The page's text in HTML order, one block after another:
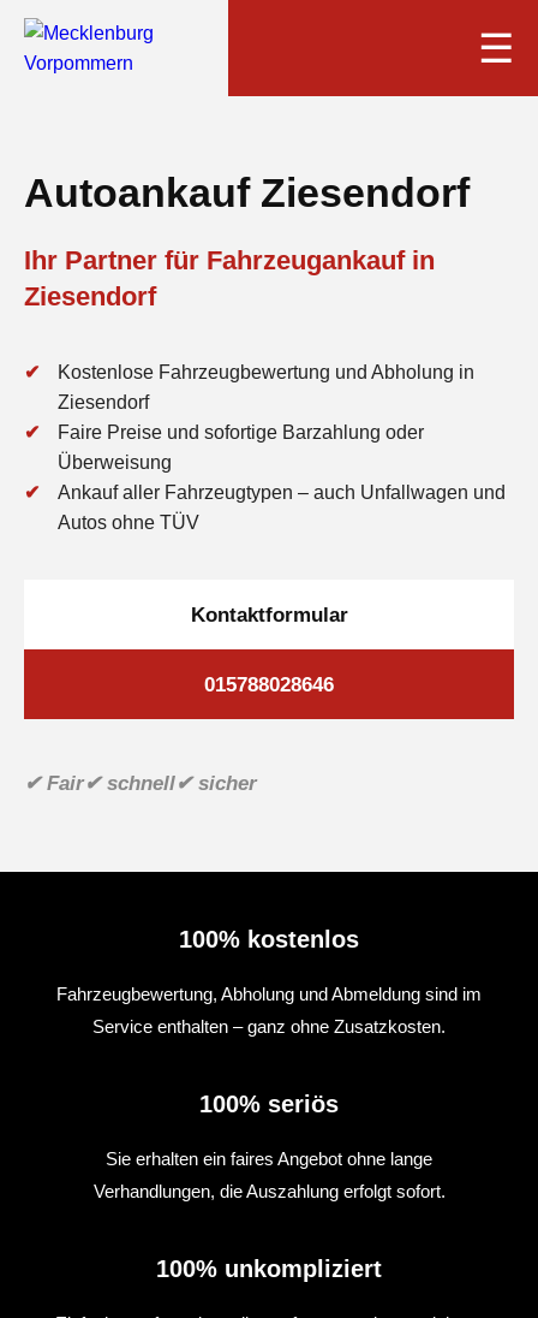
☰
Autoankauf Ziesendorf
Ihr Partner für Fahrzeugankauf in
Ziesendorf
Kostenlose Fahrzeugbewertung und Abholung in
Ziesendorf
Faire Preise und sofortige Barzahlung oder
Überweisung
Ankauf aller Fahrzeugtypen – auch Unfallwagen und
Autos ohne TÜV
Kontaktformular
015788028646
✔ Fair✔ schnell✔ sicher
100% kostenlos
Fahrzeugbewertung, Abholung und Abmeldung sind im
Service enthalten – ganz ohne Zusatzkosten.
100% seriös
Sie erhalten ein faires Angebot ohne lange
Verhandlungen, die Auszahlung erfolgt sofort.
100% unkompliziert